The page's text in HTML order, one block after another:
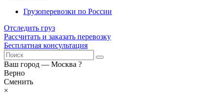
Грузоперевозки по России
Отследить груз
Рассчитать и заказать перевозку
Бесплатная консультация
Ваш город — Москва ?
Верно
Сменить
×